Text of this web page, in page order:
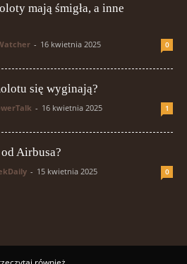
mają śmigła, a inne
- 16 kwietnia 2025 0
się wyginają?
- 16 kwietnia 2025 1
Airbusa?
- 15 kwietnia 2025 0